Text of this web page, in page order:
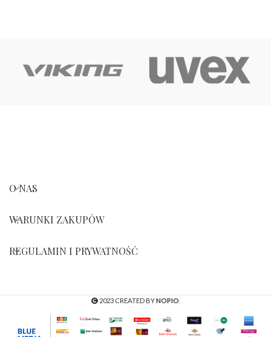
O NAS
WARUNKI ZAKUPÓW
REGULAMIN I PRYWATNOŚĆ
2023 CREATED BYNOPIO